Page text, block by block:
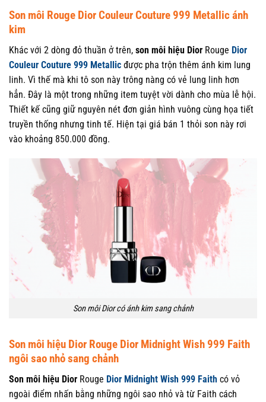
Son môi Rouge Dior Couleur Couture 999 Metallic ánh
kim
Khác với 2 dòng đỏ thuần ở trên, son môi hiệu Dior Rouge Dior
Couleur Couture 999 Metallic được pha trộn thêm ánh kim lung
linh. Vì thế mà khi tô son này trông nàng có vẻ lung linh hơn
hẳn. Đây là một trong những item tuyệt vời dành cho mùa lễ hội.
Thiết kế cũng giữ nguyên nét đơn giản hình vuông cùng họa tiết
truyền thống nhưng tinh tế. Hiện tại giá bán 1 thỏi son này rơi
vào khoảng 850.000 đồng.
Son môi Dior có ánh kim sang chảnh
Son môi hiệu Dior Rouge Dior Midnight Wish 999 Faith
ngôi sao nhỏ sang chảnh
Son môi hiệu Dior Rouge Dior Midnight Wish 999 Faith có vỏ
ngoài điểm nhấn bằng những ngôi sao nhỏ và từ Faith cách